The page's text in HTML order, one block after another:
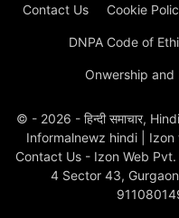
Contact Us Cookie
DNPA Code of
Onwership and
© - 2026 - हिन्दी समाचार,
Informalnewz hindi |
Contact Us - Izon Web
4 Sector 43,